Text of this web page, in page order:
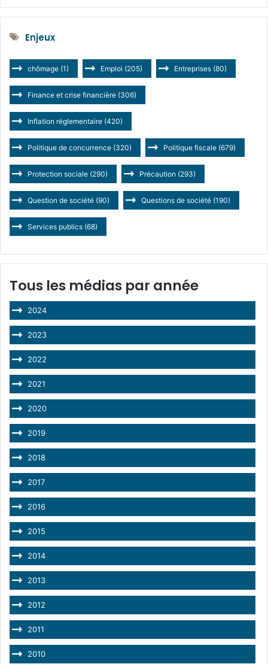
Enjeux
chômage (1) Emploi (205) Entreprises (80)
Finance et crise financière (306)
Inflation réglementaire (420)
Politique de concurrence (320) Politique fiscale (679)
Protection sociale (290) Précaution (293)
Question de société (90) Questions de société (190)
Services publics (68)
Tous les médias par année
2024
2023
2022
2021
2020
2019
2018
2017
2016
2015
2014
2013
2012
2011
2010